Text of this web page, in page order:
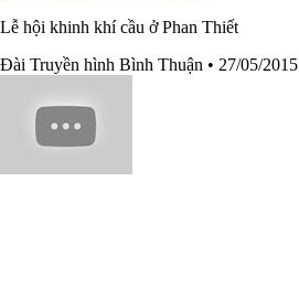
Lễ hội khinh khí cầu ở Phan Thiết
Đài Truyền hình Bình Thuận • 27/05/2015